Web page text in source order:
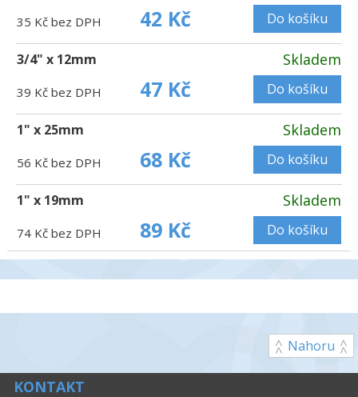
35 Kč bez DPH 42 Kč Do košíku
3/4" x 12mm Skladem
39 Kč bez DPH 47 Kč Do košíku
1" x 25mm Skladem
56 Kč bez DPH 68 Kč Do košíku
1" x 19mm Skladem
74 Kč bez DPH 89 Kč Do košíku
Nahoru
KONTAKT